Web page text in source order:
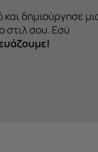
και δημιούργησε
στιλ σου. Εσύ